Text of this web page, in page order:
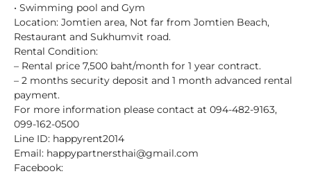
• Swimming pool and Gym
Location: Jomtien area, Not far from Jomtien Beach,
Restaurant and Sukhumvit road.
Rental Condition:
– Rental price 7,500 baht/month for 1 year contract.
– 2 months security deposit and 1 month advanced rental
payment.
For more information please contact at 094-482-9163,
099-162-0500
Line ID: happyrent2014
Email: happypartnersthai@gmail.com
Facebook: